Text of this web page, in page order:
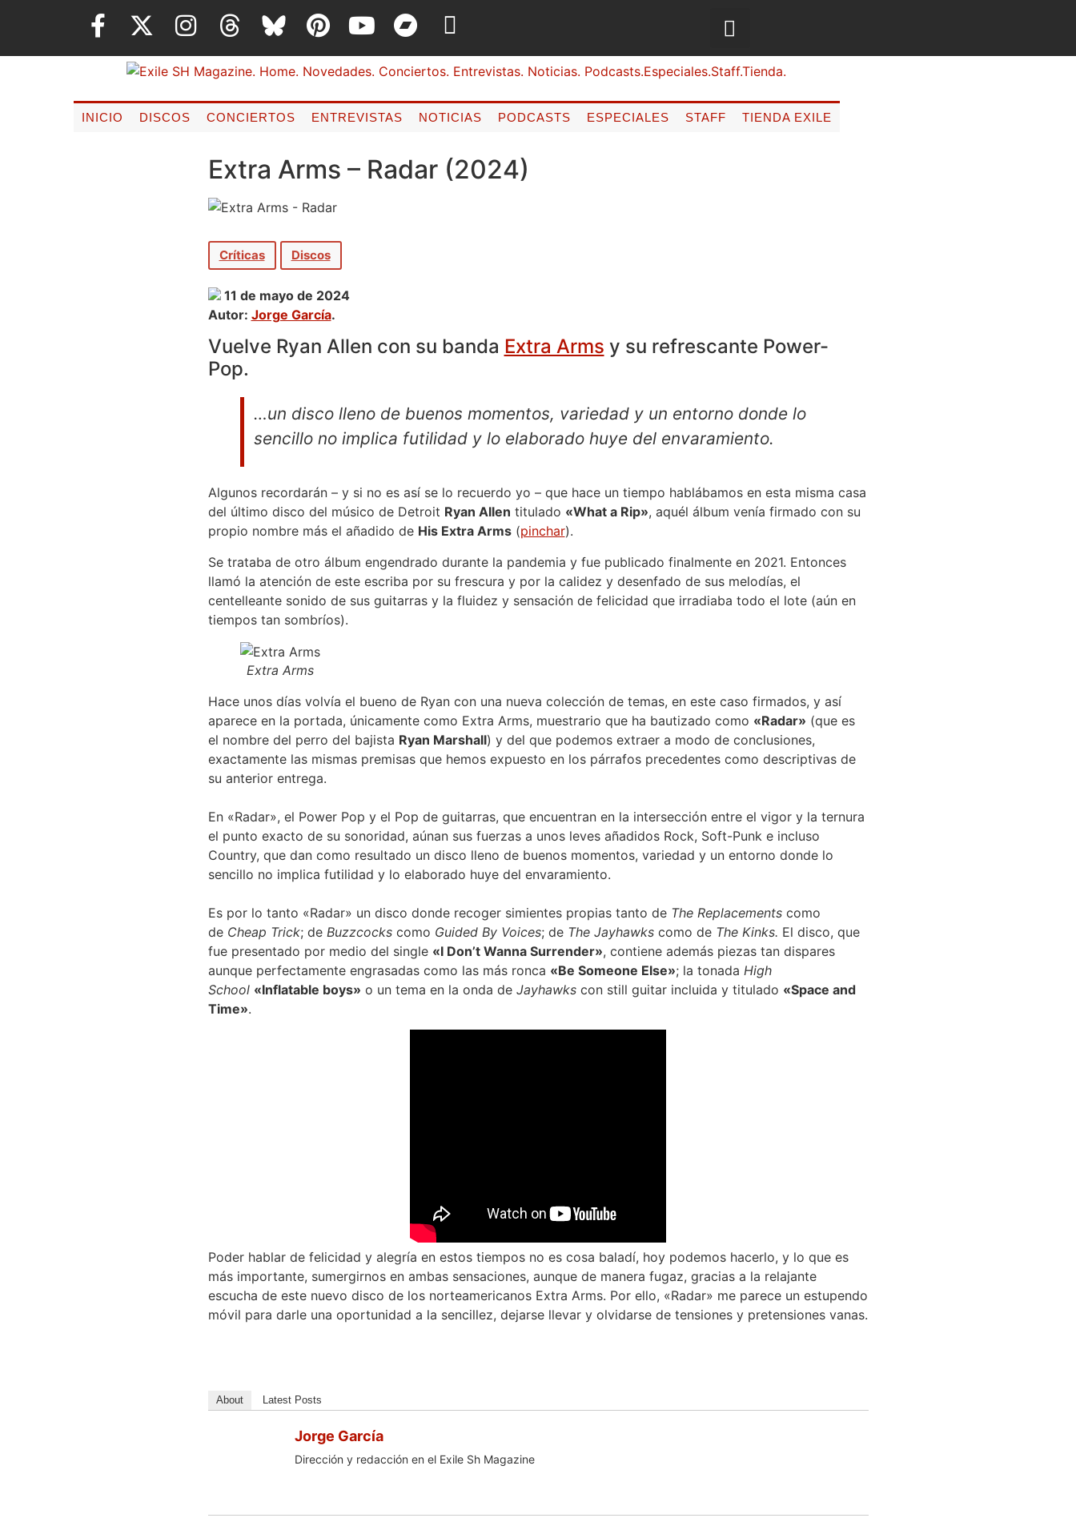
INICIO DISCOS CONCIERTOS ENTREVISTAS NOTICIAS PODCASTS ESPECIALES STAFF TIENDA EXILE
Extra Arms – Radar (2024)
Críticas Discos
11 de mayo de 2024
Autor: Jorge García.
Vuelve Ryan Allen con su banda Extra Arms y su refrescante Power-
Pop.
…un disco lleno de buenos momentos, variedad y un entorno donde lo
sencillo no implica futilidad y lo elaborado huye del envaramiento.
Algunos recordarán – y si no es así se lo recuerdo yo – que hace un tiempo hablábamos en esta misma casa
del último disco del músico de Detroit Ryan Allen titulado «What a Rip», aquél álbum venía firmado con su
propio nombre más el añadido de His Extra Arms(pinchar).
Se trataba de otro álbum engendrado durante la pandemia y fue publicado finalmente en 2021. Entonces
llamó la atención de este escriba por su frescura y por la calidez y desenfado de sus melodías, el
centelleante sonido de sus guitarras y la fluidez y sensación de felicidad que irradiaba todo el lote (aún en
tiempos tan sombríos).
Extra Arms
Hace unos días volvía el bueno de Ryan con una nueva colección de temas, en este caso firmados, y así
aparece en la portada, únicamente como Extra Arms, muestrario que ha bautizado como «Radar» (que es
el nombre del perro del bajista Ryan Marshall) y del que podemos extraer a modo de conclusiones,
exactamente las mismas premisas que hemos expuesto en los párrafos precedentes como descriptivas de
su anterior entrega.
En «Radar», el Power Pop y el Pop de guitarras, que encuentran en la intersección entre el vigor y la ternura
el punto exacto de su sonoridad, aúnan sus fuerzas a unos leves añadidos Rock, Soft-Punk e incluso
Country, que dan como resultado un disco lleno de buenos momentos, variedad y un entorno donde lo
sencillo no implica futilidad y lo elaborado huye del envaramiento.
Es por lo tanto «Radar» un disco donde recoger simientes propias tanto de The Replacementscomo
de Cheap Trick; de Buzzcockscomo Guided By Voices; de The Jayhawkscomo de The Kinks. El disco, que
fue presentado por medio del single «I Don’t Wanna Surrender», contiene además piezas tan dispares
aunque perfectamente engrasadas como las más ronca «Be Someone Else»; la tonada High
School «Inflatable boys» o un tema en la onda de Jayhawkscon still guitar incluida y titulado «Space and
Time».
Poder hablar de felicidad y alegría en estos tiempos no es cosa baladí, hoy podemos hacerlo, y lo que es
más importante, sumergirnos en ambas sensaciones, aunque de manera fugaz, gracias a la relajante
escucha de este nuevo disco de los norteamericanos Extra Arms. Por ello, «Radar» me parece un estupendo
móvil para darle una oportunidad a la sencillez, dejarse llevar y olvidarse de tensiones y pretensiones vanas.
About Latest Posts
Jorge García
Dirección y redacción en el Exile Sh Magazine